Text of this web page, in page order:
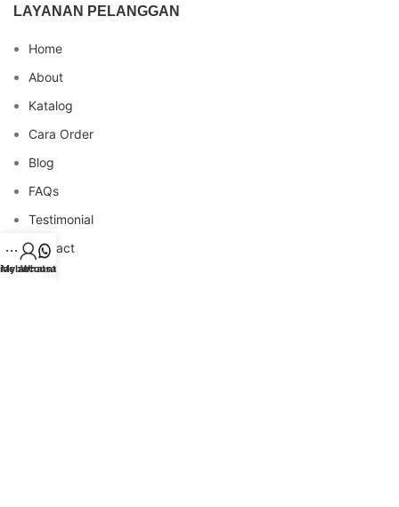
LAYANAN PELANGGAN
Home
About
Katalog
Cara Order
Blog
FAQs
Testimonial
Contact
My account
Whatsapp